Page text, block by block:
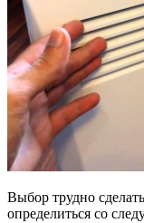
Выбор трудно
определиться со